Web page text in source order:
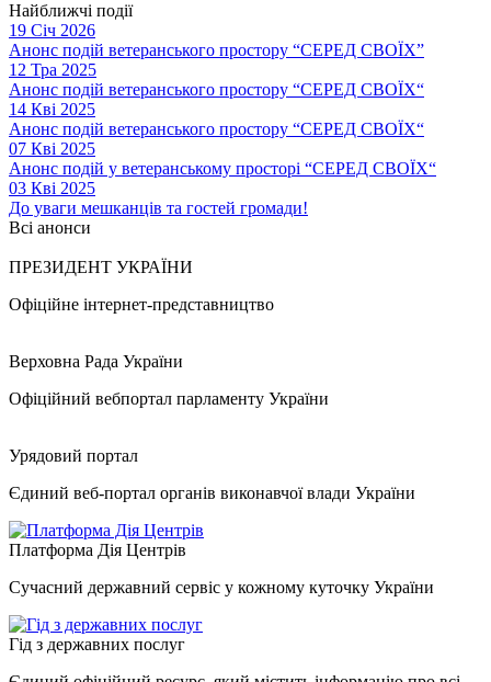
Найближчі події
19 Січ 2026
Анонс подій ветеранського простору “СЕРЕД СВОЇХ”
12 Тра 2025
Анонс подій ветеранського простору “СЕРЕД СВОЇХ“
14 Кві 2025
Анонс подій ветеранського простору “СЕРЕД СВОЇХ“
07 Кві 2025
Анонс подій у ветеранському просторі “СЕРЕД СВОЇХ“
03 Кві 2025
До уваги мешканців та гостей громади!
Всі анонси
ПРЕЗИДЕНТ УКРАЇНИ
Офіційне інтернет-представництво
Верховна Рада України
Офіційний вебпортал парламенту України
Урядовий портал
Єдиний веб-портал органів виконавчої влади України
Платформа Дія Центрів
Сучасний державний сервіс у кожному куточку України
Гід з державних послуг